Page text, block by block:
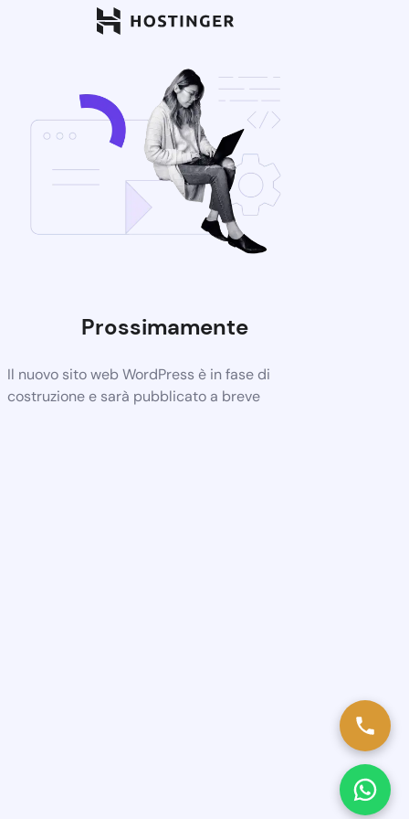
Prossimamente
Il nuovo sito web WordPress è in fase di
costruzione e sarà pubblicato a breve